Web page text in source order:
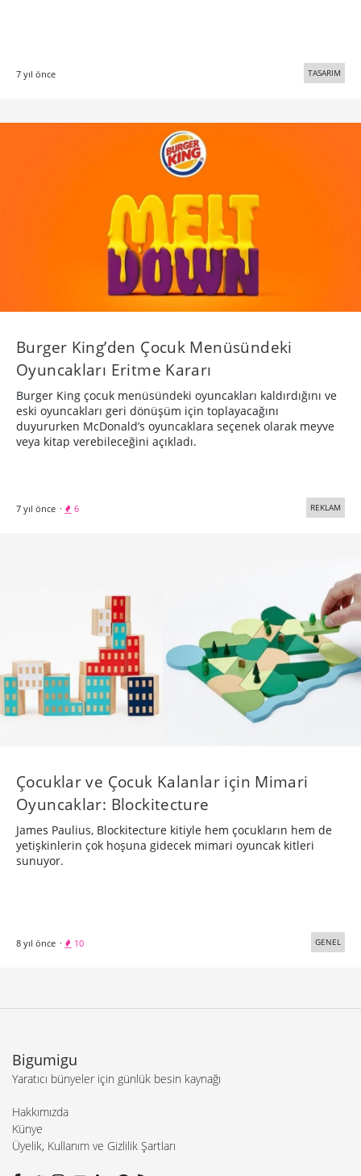
7 yıl önce TASARIM
Burger King’den Çocuk Menüsündeki
Oyuncakları Eritme Kararı
Burger King çocuk menüsündeki oyuncakları kaldırdığını ve
eski oyuncakları geri dönüşüm için toplayacağını
duyururken McDonald’s oyuncaklara seçenek olarak meyve
veya kitap verebileceğini açıkladı.
7 yıl önce · 6 REKLAM
Çocuklar ve Çocuk Kalanlar için Mimari
Oyuncaklar: Blockitecture
James Paulius, Blockitecture kitiyle hem çocukların hem de
yetişkinlerin çok hoşuna gidecek mimari oyuncak kitleri
sunuyor.
8 yıl önce · 10 GENEL
Bigumigu
Yaratıcı bünyeler için günlük besin kaynağı
Hakkımızda
Künye
Üyelik, Kullanım ve Gizlilik Şartları